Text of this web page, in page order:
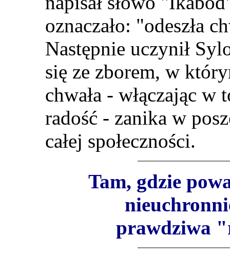
oznaczało: "odeszła
Następnie uczynił
się ze zborem, w
chwała - włączając
radość - zanika w
całej społeczności.
Tam, gdzie
prawdziwa